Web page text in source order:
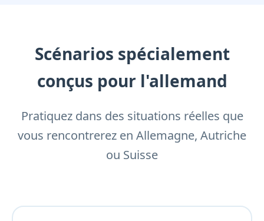
Scénarios spécialement
conçus pour l'allemand
Pratiquez dans des situations réelles que
vous rencontrerez en Allemagne, Autriche
ou Suisse